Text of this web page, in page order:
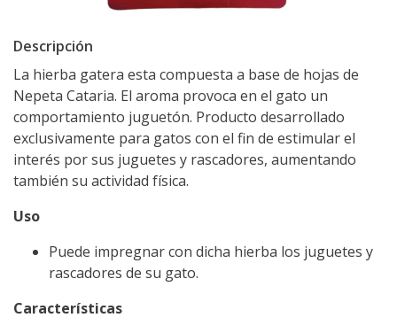
Descripción
La hierba gatera esta compuesta a base de hojas de
Nepeta Cataria. El aroma provoca en el gato un
comportamiento juguetón. Producto desarrollado
exclusivamente para gatos con el fin de estimular el
interés por sus juguetes y rascadores, aumentando
también su actividad física.
Uso
Puede impregnar con dicha hierba los juguetes y
rascadores de su gato.
Características